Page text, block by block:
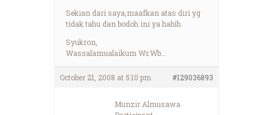
Sekian dari saya,maafkan atas diri yg
tidak tahu dan bodoh ini ya habib.
Syukron,
Wassalamualaikum Wr.Wb…
October 21, 2008 at 5:10 pm #129036893
Munzir Almusawa